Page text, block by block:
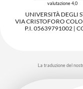
valutazione 4,0
UNIVERSITÀ DEGLI
VIA CRISTOFORO
P.I. 05639791002 |
La traduzione del